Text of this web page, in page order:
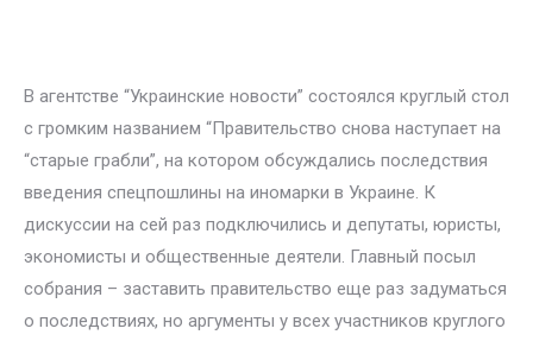
В агентстве “Украинские новости” состоялся круглый стол
с громким названием “Правительство снова наступает на
“старые грабли”, на котором обсуждались последствия
введения спецпошлины на иномарки в Украине. К
дискуссии на сей раз подключились и депутаты, юристы,
экономисты и общественные деятели. Главный посыл
собрания – заставить правительство еще раз задуматься
о последствиях, но аргументы у всех участников круглого